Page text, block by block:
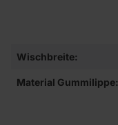
Wischbreite:
Material Gummilippe: